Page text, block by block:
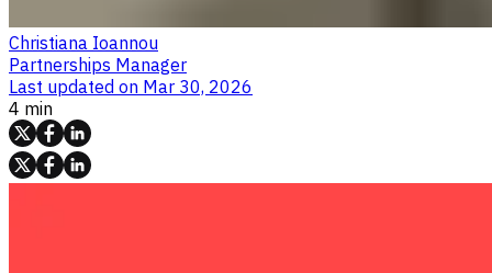
Christiana Ioannou
Partnerships Manager
Last updated on Mar 30, 2026
4 min